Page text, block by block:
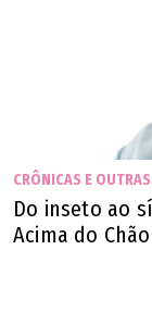
CRÔNICAS E
Do inseto ao
Acima do Chão